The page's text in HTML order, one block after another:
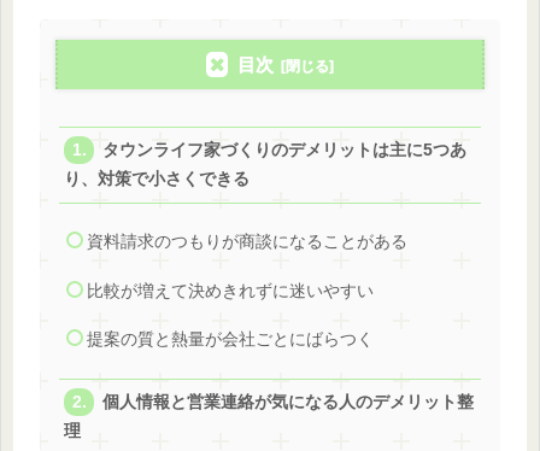
目次
タウンライフ家づくりのデメリットは主に5つあ
り、対策で小さくできる
資料請求のつもりが商談になることがある
比較が増えて決めきれずに迷いやすい
提案の質と熱量が会社ごとにばらつく
個人情報と営業連絡が気になる人のデメリット整
理